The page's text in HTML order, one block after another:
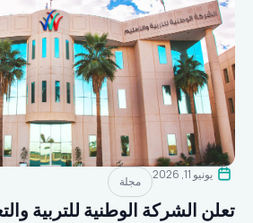
يونيو 11, 2026 مجلة
تعلن الشركة الوطنية للتربية